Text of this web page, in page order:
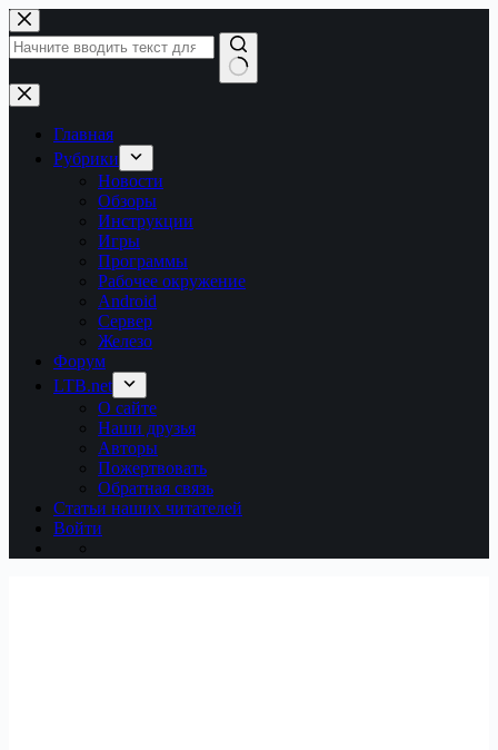
Перейти
к
сути
Ничего
не
найденоГлавная
Рубрики
Новости
Обзоры
Инструкции
Игры
Программы
Рабочее окружение
Android
Сервер
Железо
Форум
LTB.net
О сайте
Наши друзья
Авторы
Пожертвовать
Обратная связь
Статьи наших читателей
Войти